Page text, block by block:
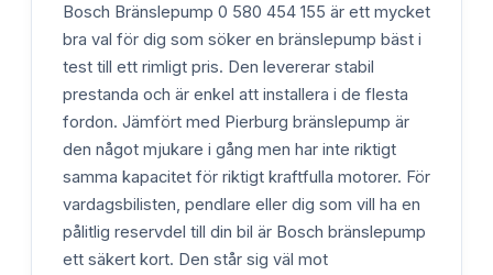
Bosch Bränslepump 0 580 454 155 är ett mycket
bra val för dig som söker en bränslepump bäst i
test till ett rimligt pris. Den levererar stabil
prestanda och är enkel att installera i de flesta
fordon. Jämfört med Pierburg bränslepump är
den något mjukare i gång men har inte riktigt
samma kapacitet för riktigt kraftfulla motorer. För
vardagsbilisten, pendlare eller dig som vill ha en
pålitlig reservdel till din bil är Bosch bränslepump
ett säkert kort. Den står sig väl mot